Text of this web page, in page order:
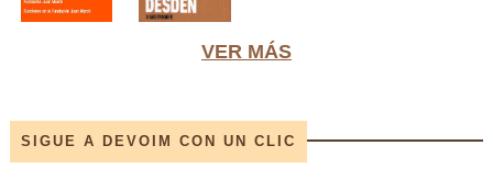
VER MÁS
SIGUE A DEVOIM CON UN CLIC